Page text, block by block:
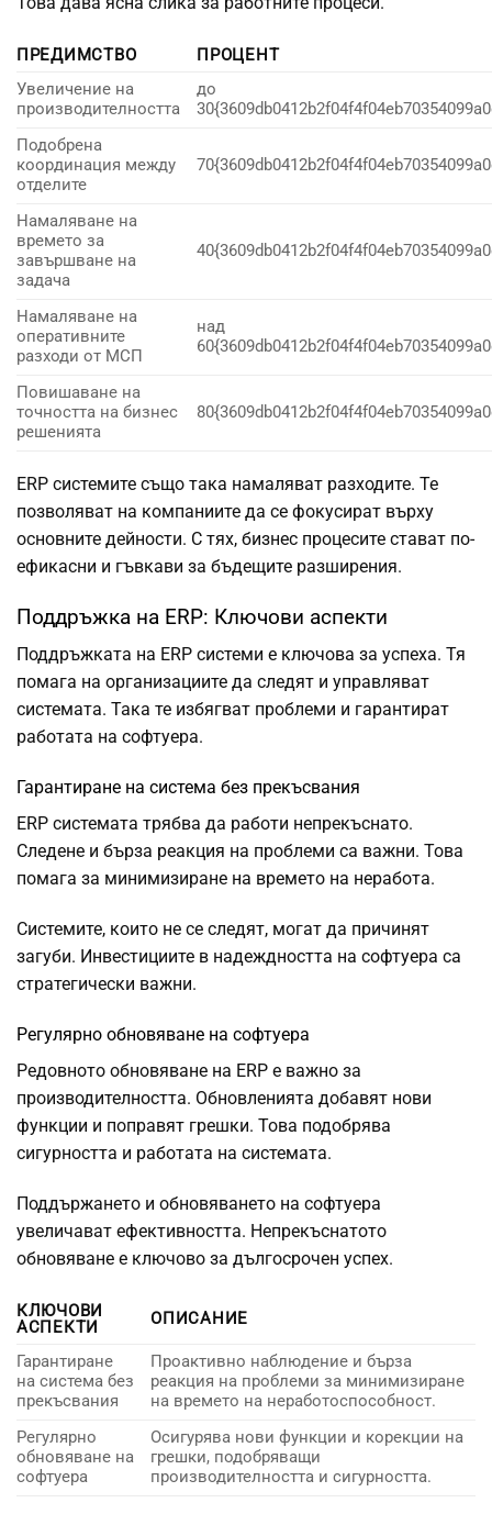
ПРЕДИМСТВО
ПРОЦЕНТ
Увеличение на
производителността
до
Подобрена
координация между
отделите
Намаляване на
времето за
завършване на
задача
Намаляване на
оперативните
разходи от МСП
над
Повишаване на
точността на бизнес
решенията
ERP системите също така намаляват разходите. Те
позволяват на компаниите да се фокусират върху
основните дейности. С тях, бизнес процесите стават по-
ефикасни и гъвкави за бъдещите разширения.
Поддръжка на ERP: Ключови аспекти
Поддръжката на ERP системи е ключова за успеха. Тя
помага на организациите да следят и управляват
системата. Така те избягват проблеми и гарантират
работата на софтуера.
Гарантиране на система без прекъсвания
ERP системата трябва да работи непрекъснато.
Следене и бърза реакция на проблеми са важни. Това
помага за минимизиране на времето на неработа.
Системите, които не се следят, могат да причинят
загуби. Инвестициите в надеждността на софтуера са
стратегически важни.
Регулярно обновяване на софтуера
Редовното обновяване на ERP е важно за
производителността. Обновленията добавят нови
функции и поправят грешки. Това подобрява
сигурността и работата на системата.
Поддържането и обновяването на софтуера
увеличават ефективността. Непрекъснатото
обновяване е ключово за дългосрочен успех.
КЛЮЧОВИ
АСПЕКТИ
ОПИСАНИЕ
Гарантиране
на система без
прекъсвания
Проактивно наблюдение и бърза
реакция на проблеми за минимизиране
на времето на неработоспособност.
Регулярно
обновяване на
софтуера
Осигурява нови функции и корекции на
грешки, подобряващи
производителността и сигурността.